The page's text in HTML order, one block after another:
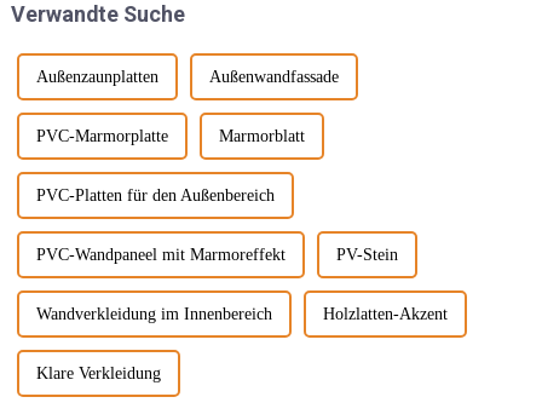
Verwandte Suche
Außenzaunplatten Außenwandfassade
PVC-Marmorplatte Marmorblatt
PVC-Platten für den Außenbereich
PVC-Wandpaneel mit Marmoreffekt PV-Stein
Wandverkleidung im Innenbereich Holzlatten-Akzent
Klare Verkleidung